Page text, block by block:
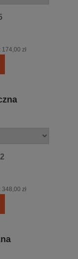
174,00 zł
348,00 zł